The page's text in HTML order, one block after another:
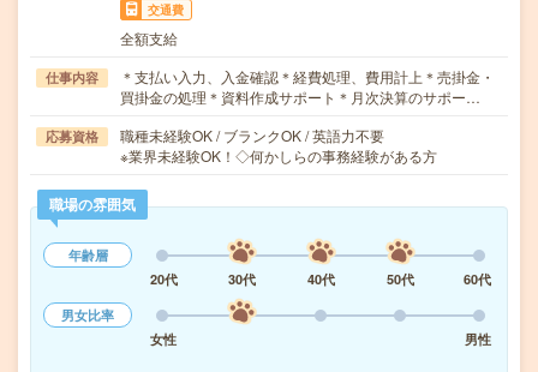
交通費
全額支給
仕事内容
＊支払い入力、入金確認＊経費処理、費用計上＊売掛金・
買掛金の処理＊資料作成サポート＊月次決算のサポー…
応募資格
職種未経験OK / ブランクOK / 英語力不要
※業界未経験OK！◇何かしらの事務経験がある方
職場の雰囲気
年齢層
20代
30代 40代 50代
60代
男女比率
女性
男性